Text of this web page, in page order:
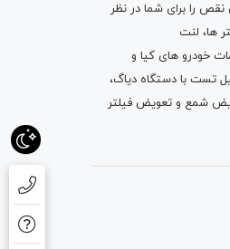
نقص را برای شما در نظر
ها، لنت
خودرو های کیا و
تست با دستگاه دیاگ،
شمع و تعویض فیلتر